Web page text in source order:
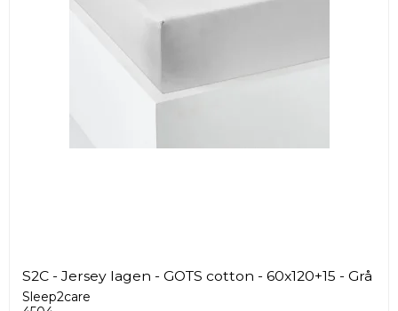
S2C - Jersey lagen - GOTS cotton - 60x120+15 - Grå
Sleep2care